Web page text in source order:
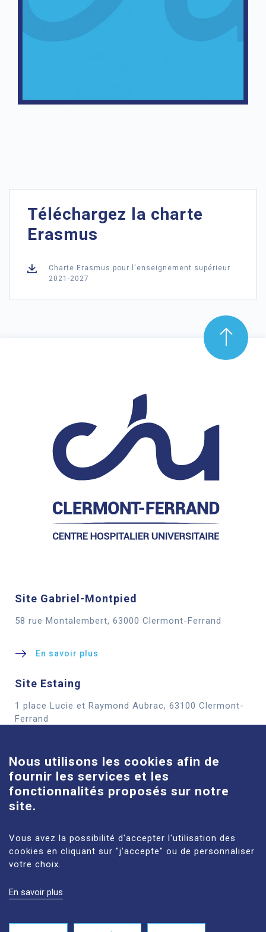
Téléchargez la charte
Erasmus
Charte Erasmus pour l'enseignement supérieur
2021-2027
Site Gabriel-Montpied
58 rue Montalembert, 63000 Clermont-Ferrand
En savoir plus
Site Estaing
1 place Lucie et Raymond Aubrac, 63100 Clermont-
Ferrand
Site Louise-Michel
61 route de Châteaugay, 63118 Cébazat
En savoir plus
MENTIONS LÉGALES
Nous utilisons les cookies afin de
fournir les services et les
fonctionnalités proposés sur notre
site.
Vous avez la possibilité d'accepter l'utilisation des
cookies en cliquant sur "j'accepte" ou de personnaliser
votre choix.
En savoir plus